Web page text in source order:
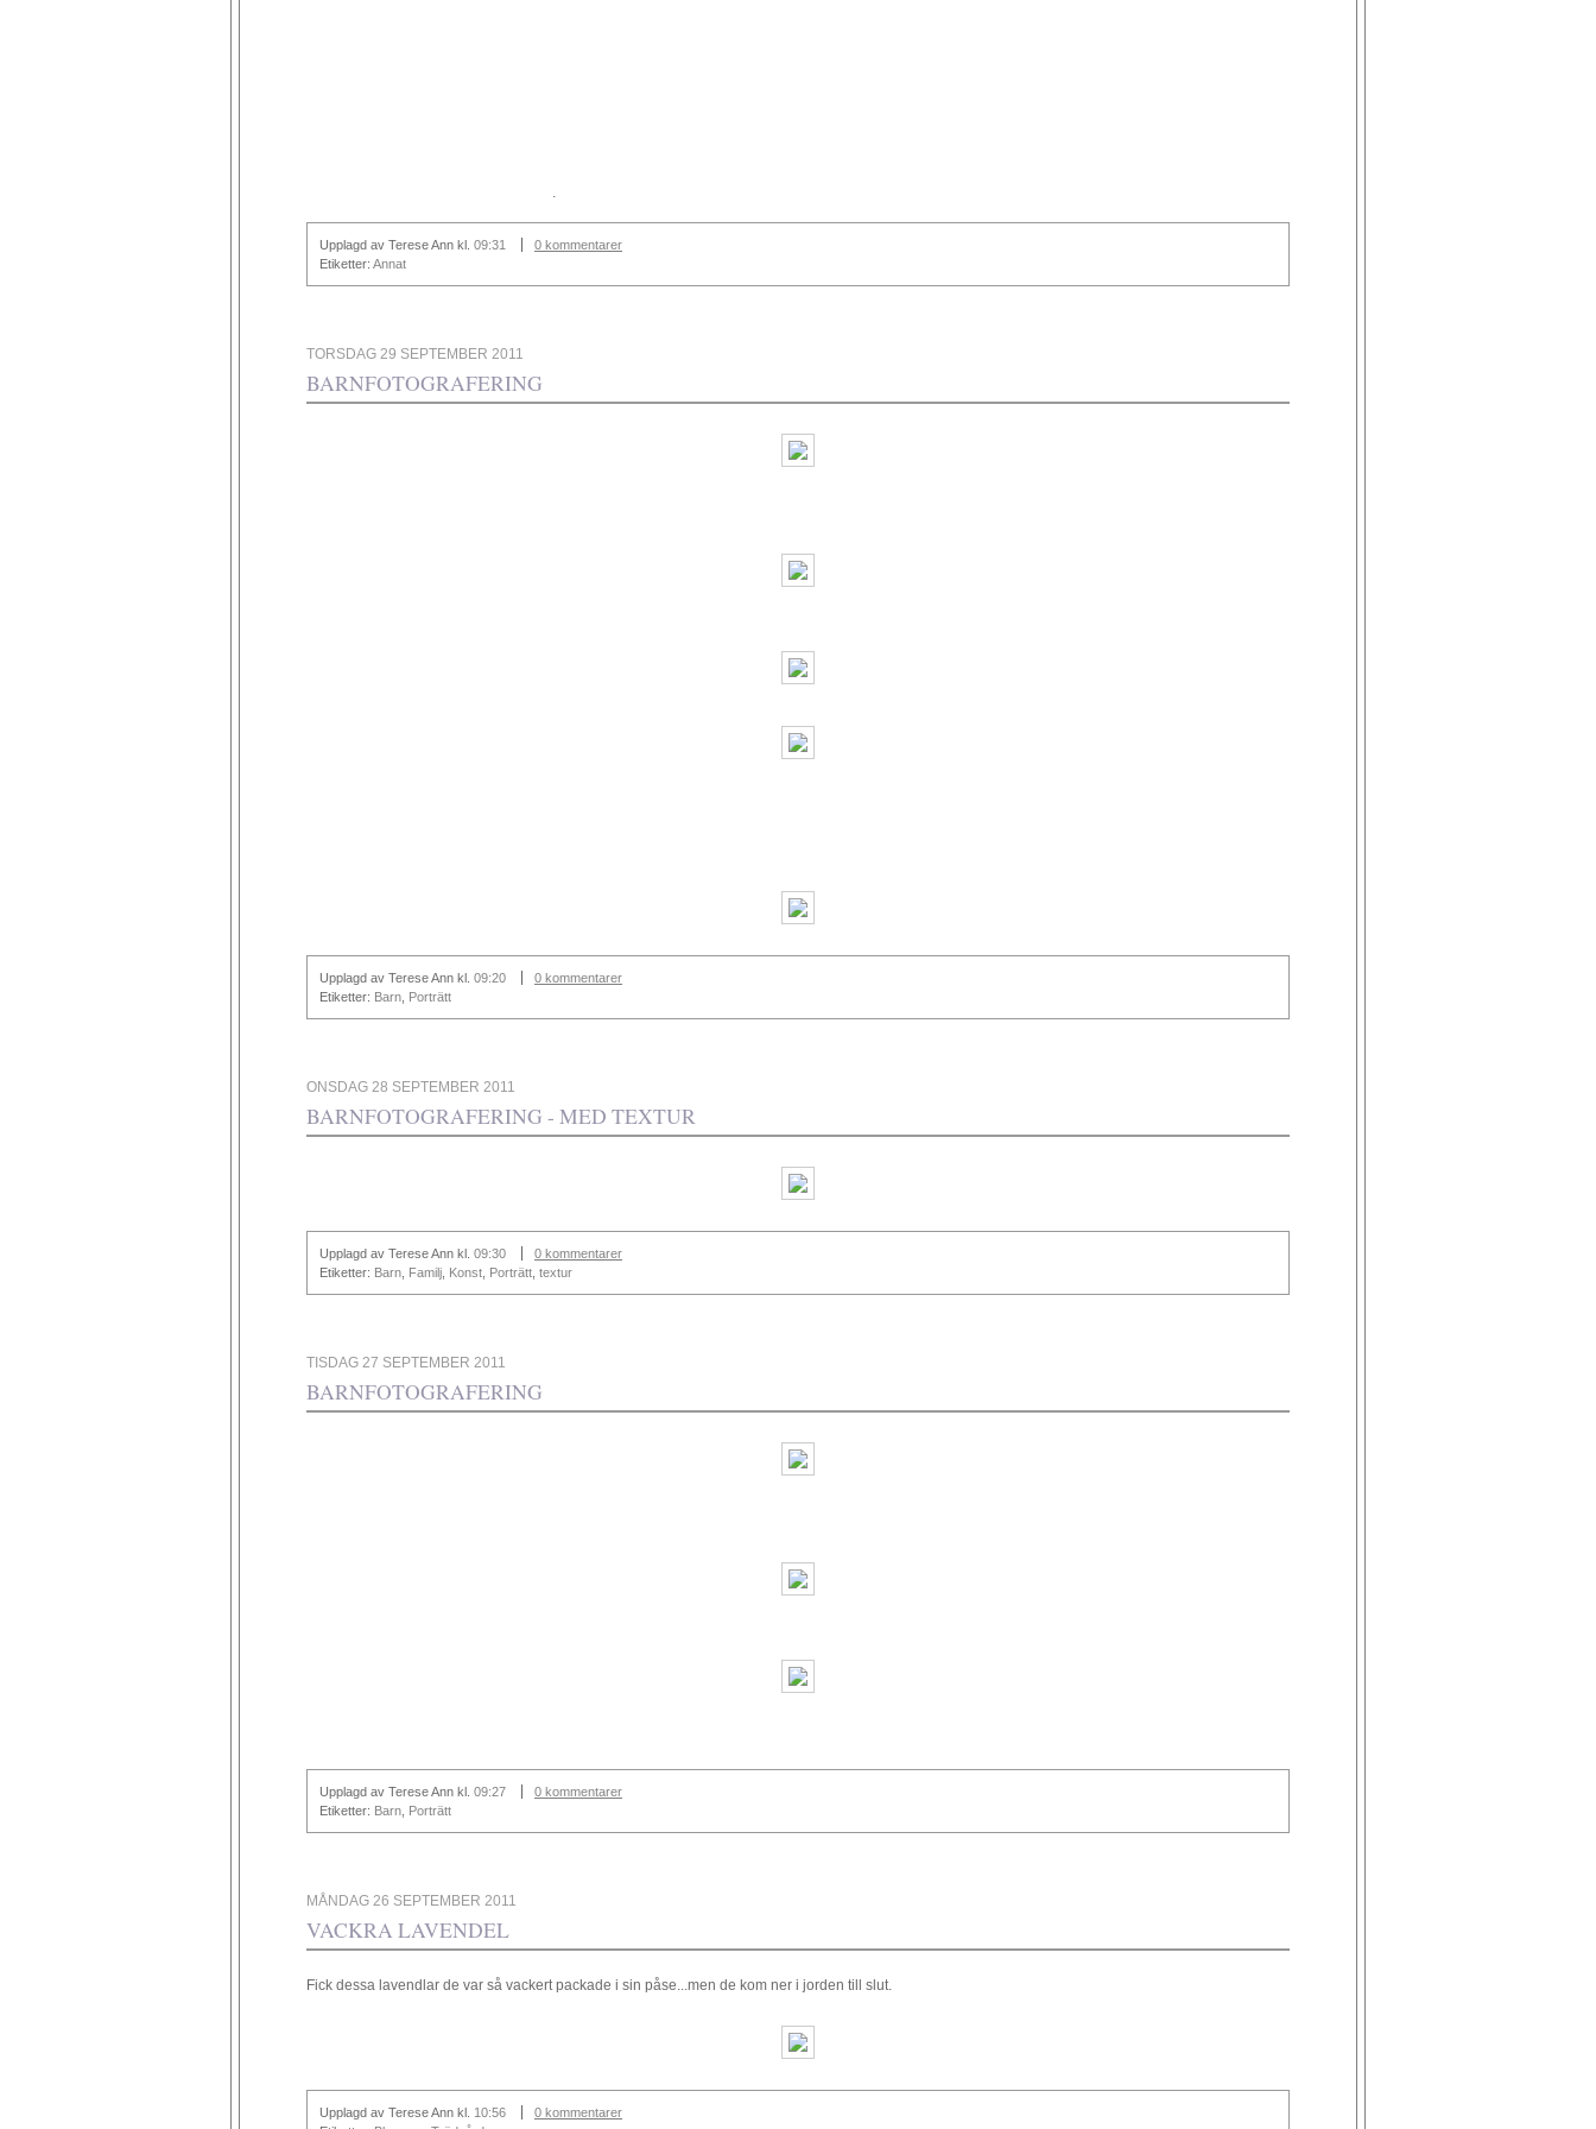
.
Upplagd av Terese Ann kl. 09:31
0 kommentarer
Etiketter: Annat
TORSDAG 29 SEPTEMBER 2011
BARNFOTOGRAFERING
Upplagd av Terese Ann kl. 09:20
0 kommentarer
Etiketter: Barn Porträtt
ONSDAG 28 SEPTEMBER 2011
BARNFOTOGRAFERING - MED TEXTUR
Upplagd av Terese Ann kl. 09:30
0 kommentarer
Etiketter: Barn Familj Konst Porträtt textur
TISDAG 27 SEPTEMBER 2011
BARNFOTOGRAFERING
Upplagd av Terese Ann kl. 09:27
0 kommentarer
Etiketter: Barn Porträtt
MÅNDAG 26 SEPTEMBER 2011
VACKRA LAVENDEL
Fick dessa lavendlar de var så vackert packade i sin påse...men de kom ner i jorden till slut.
Upplagd av Terese Ann kl. 10:56
0 kommentarer